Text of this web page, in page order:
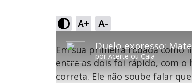
A+ A-
a
window.
modal
por Acerte ou Caia
Em sua primeira rodada como
entre os dois foi rápido, com o
correta. Ele não soube falar